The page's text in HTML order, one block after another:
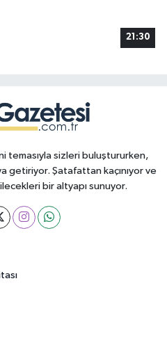
21:30
temasıyla sizleri buluştururken,
getiriyor. Şatafattan kaçınıyor ve
bir altyapı sunuyor.